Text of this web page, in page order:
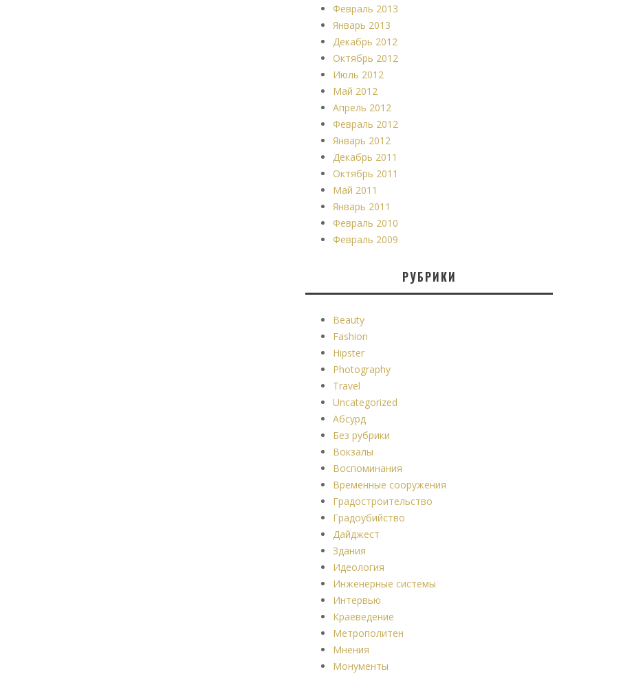
Февраль 2013
Январь 2013
Декабрь 2012
Октябрь 2012
Июль 2012
Май 2012
Апрель 2012
Февраль 2012
Январь 2012
Декабрь 2011
Октябрь 2011
Май 2011
Январь 2011
Февраль 2010
Февраль 2009
РУБРИКИ
Beauty
Fashion
Hipster
Photography
Travel
Uncategorized
Абсурд
Без рубрики
Вокзалы
Воспоминания
Временные сооружения
Градостроительство
Градоубийство
Дайджест
Здания
Идеология
Инженерные системы
Интервью
Краеведение
Метрополитен
Мнения
Монументы